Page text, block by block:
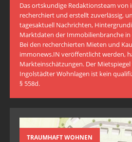
Das ortskundige Redaktionsteam von
recherchiert und erstellt zuverlässig,
tagesaktuell Nachrichten,
Marktdaten der Immobilienbranche
Bei den recherchierten Mieten und
immonews.IN veröffentlicht werden,
Markteinschätzungen. Der
Ingolstädter Wohnlagen ist kein
§ 558d.
TRAUMHAFT WOHNEN